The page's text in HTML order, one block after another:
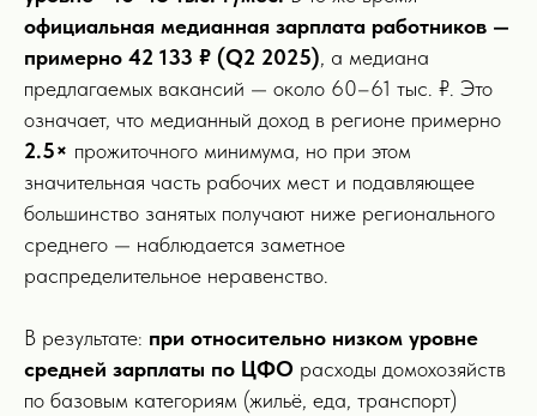
официальная медианная зарплата работников —
примерно 42 133 ₽ (Q2 2025), а медиана
предлагаемых вакансий — около 60–61 тыс. ₽. Это
означает, что медианный доход в регионе примерно
2.5× прожиточного минимума, но при этом
значительная часть рабочих мест и подавляющее
большинство занятых получают ниже регионального
среднего — наблюдается заметное
распределительное неравенство.
В результате: при относительно низком уровне
средней зарплаты по ЦФО расходы домохозяйств
по базовым категориям (жильё, еда, транспорт)